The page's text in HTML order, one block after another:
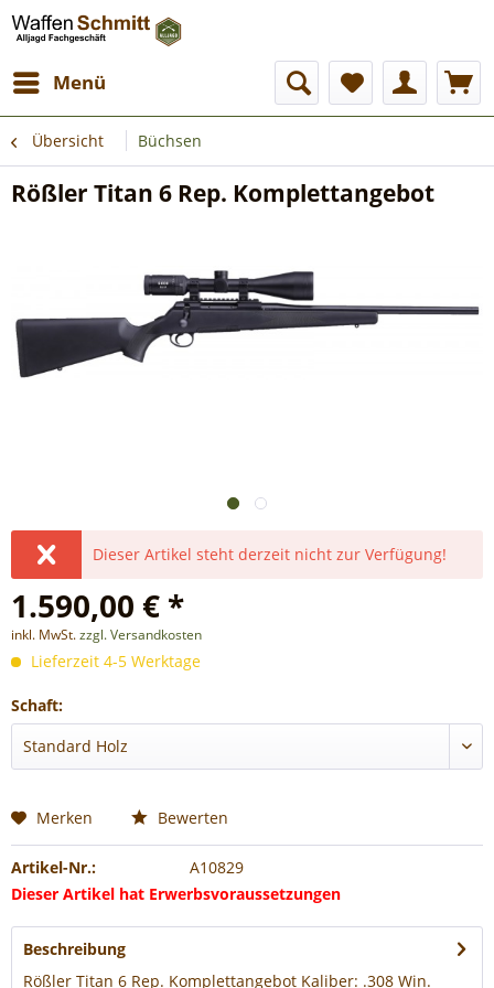
Menü
Übersicht Büchsen
Rößler Titan 6 Rep. Komplettangebot
Dieser Artikel steht derzeit nicht zur Verfügung!
1.590,00 € *
inkl. MwSt.zzgl. Versandkosten
Lieferzeit 4-5 Werktage
Schaft:
Merken Bewerten
Artikel-Nr.:
A10829
Dieser Artikel hat Erwerbsvoraussetzungen
Beschreibung
Rößler Titan 6 Rep. Komplettangebot Kaliber: .308 Win.